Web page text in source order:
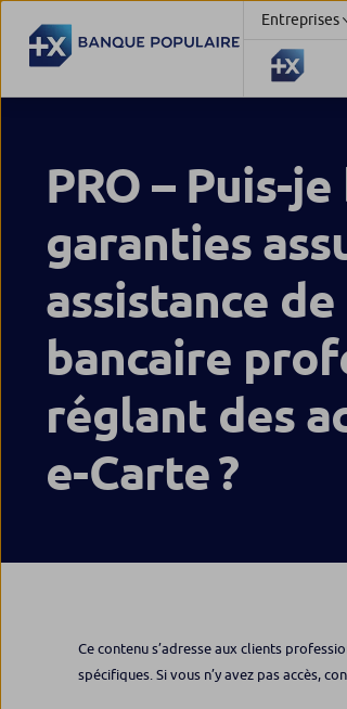
Entreprises
PRO – Puis-
garanties
assistance
bancaire
réglant des
e-Carte ?
Ce contenu s’adresse aux clients
spécifiques. Si vous n’y avez pas accès,